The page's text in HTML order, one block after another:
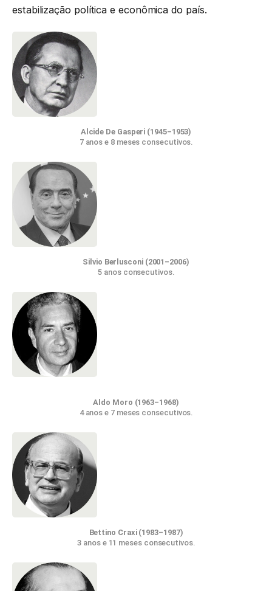
estabilização política e econômica do país.
Alcide De Gasperi (1945–1953)
7 anos e 8 meses consecutivos.
Silvio Berlusconi (2001–2006)
5 anos consecutivos.
Aldo Moro (1963–1968)
4 anos e 7 meses consecutivos.
Bettino Craxi (1983–1987)
3 anos e 11 meses consecutivos.